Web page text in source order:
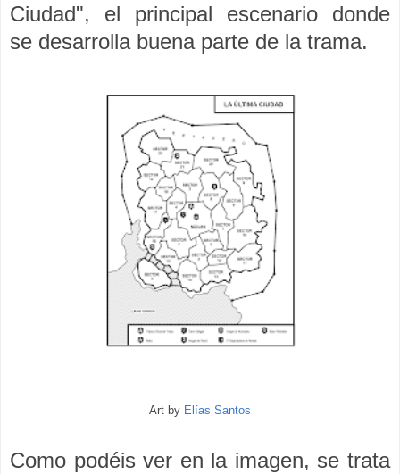
Ciudad", el principal escenario donde
se desarrolla buena parte de la trama.
Art by Elías Santos
Como podéis ver en la imagen, se trata